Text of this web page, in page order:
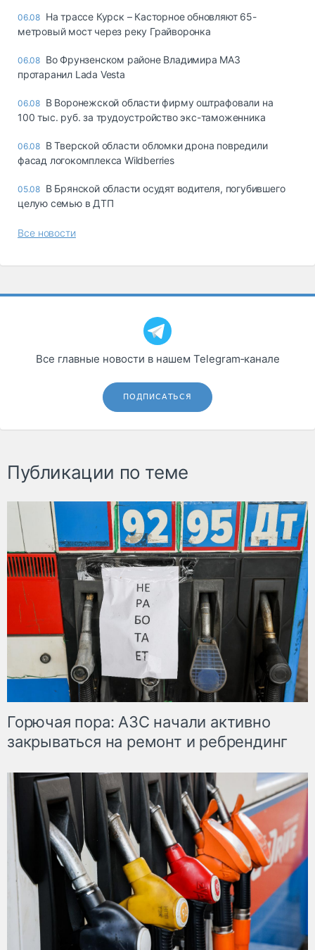
06.08 На трассе Курск – Касторное обновляют 65-
метровый мост через реку Грайворонка
06.08 Во Фрунзенском районе Владимира МАЗ
протаранил Lada Vesta
06.08 В Воронежской области фирму оштрафовали на
100 тыс. руб. за трудоустройство экс-таможенника
06.08 В Тверской области обломки дрона повредили
фасад логокомплекса Wildberries
05.08 В Брянской области осудят водителя, погубившего
целую семью в ДТП
Все новости
Все главные новости в нашем Telegram‑канале
ПОДПИСАТЬСЯ
Публикации по теме
Горючая пора: АЗС начали активно
закрываться на ремонт и ребрендинг